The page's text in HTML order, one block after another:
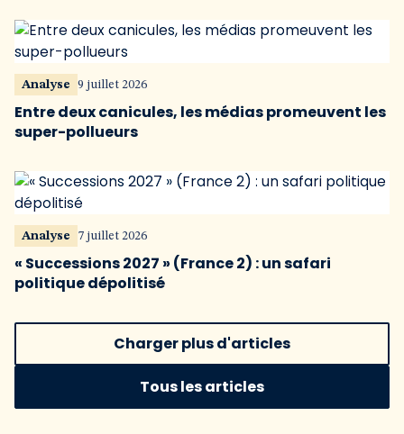
Analyse 9 juillet 2026
Entre deux canicules, les médias promeuvent les
super-pollueurs
Analyse 7 juillet 2026
« Successions 2027 » (France 2) : un safari
politique dépolitisé
Charger plus d'articles
Tous les articles